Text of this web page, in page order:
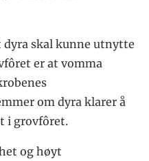
skal kunne utnytte
er at vomma
om dyra klarer å
i grovfôret.
og høyt